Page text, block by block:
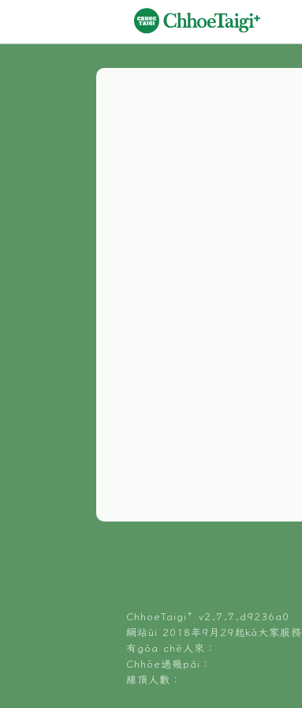
ChhoeTaigi⁺ v2.7.7.d9236a0
網站ùi 2018年9月29起kā大家服務
有gōa chē人來：
Chhōe過幾pái：
線頂人數：